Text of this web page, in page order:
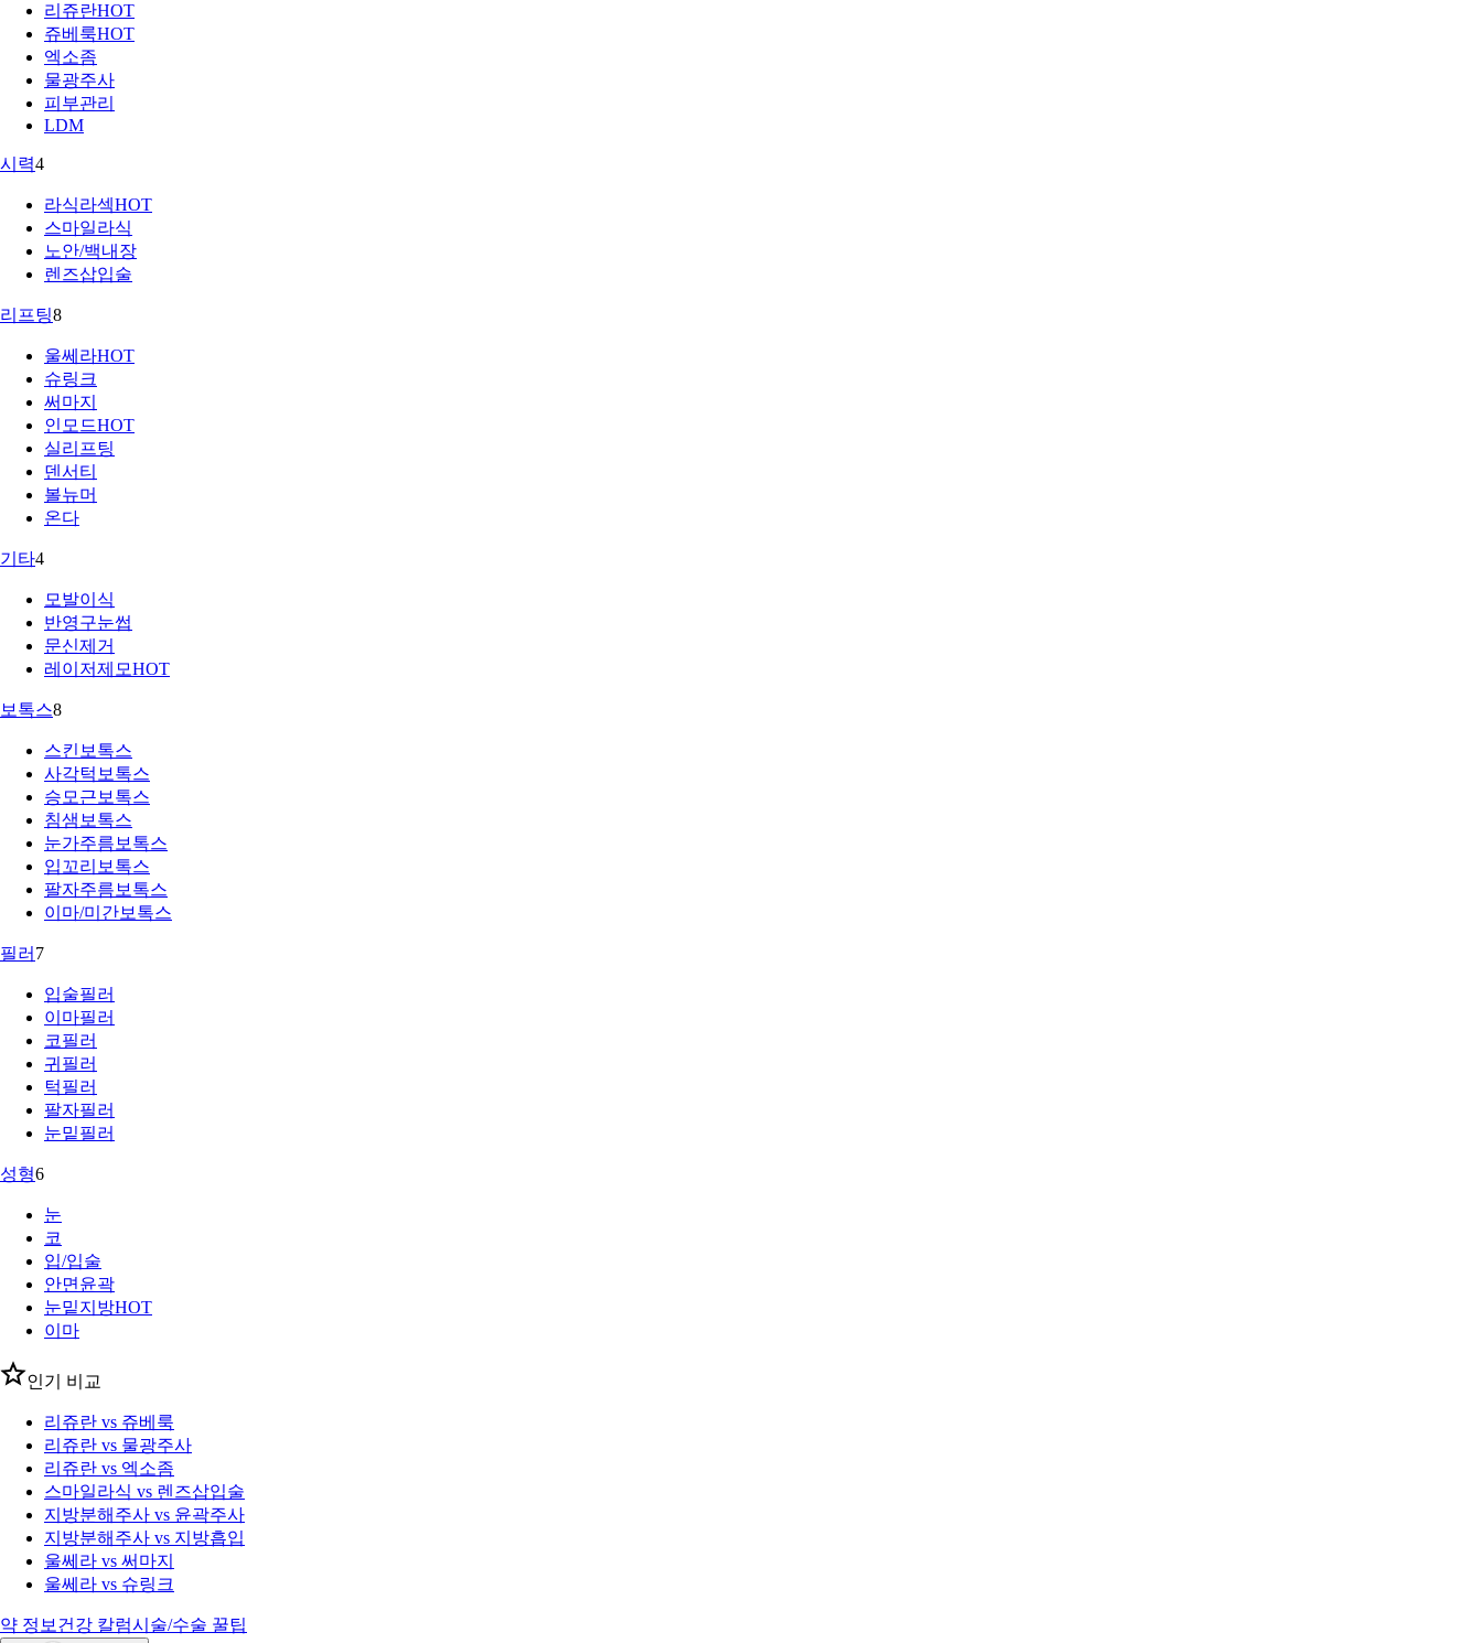
리쥬란HOT
쥬베룩HOT
엑소좀
물광주사
피부관리
LDM
시력4
라식라섹HOT
스마일라식
노안/백내장
렌즈삽입술
리프팅8
울쎄라HOT
슈링크
써마지
인모드HOT
실리프팅
덴서티
볼뉴머
온다
기타4
모발이식
반영구눈썹
문신제거
레이저제모HOT
보톡스8
스킨보톡스
사각턱보톡스
승모근보톡스
침샘보톡스
눈가주름보톡스
입꼬리보톡스
팔자주름보톡스
이마/미간보톡스
필러 7
입술필러
이마필러
코필러
귀필러
턱필러
팔자필러
눈밑필러
성형6
눈
코
입/입술
안면윤곽
눈밑지방HOT
이마
인기 비교
리쥬란 vs 쥬베룩
리쥬란 vs 물광주사
리쥬란 vs 엑소좀
스마일라식 vs 렌즈삽입술
지방분해주사 vs 윤곽주사
지방분해주사 vs 지방흡입
울쎄라 vs 써마지
울쎄라 vs 슈링크
약 정보 건강 칼럼시술/수술 꿀팁